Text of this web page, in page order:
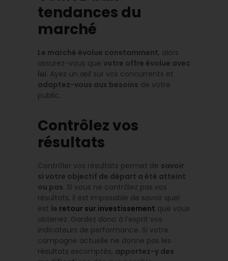
tendances du
marché
Le marché évolue constamment, alors
assurez-vous que votre offre évolue avec
lui. Ayez un œil sur vos concurrents et
adaptez-vous aux besoins de votre
public.
Contrôlez vos
résultats
Contrôler vos résultats permet de savoir
si votre objectif de départ a été atteint
ou pas. Si vous ne contrôlez pas vos
résultats, il est impossible de savoir quel
est le retour sur investissement que vous
obtenez. Gardez donc à l’esprit vos
indicateurs de performance. Si votre
campagne actuelle ne donne pas les
résultats escomptés, apportez-y des